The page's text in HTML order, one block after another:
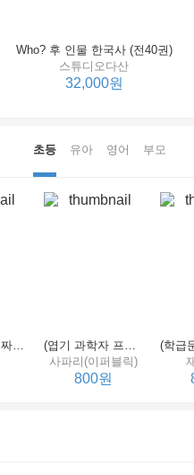
Who? 후 인물 한국사 (전40권)
스튜디오다산
32,000원
초등 유아 영어 부모
(학급문고 03) 짜장 짬뽕 탕수육
(엽기 과학자 프래니 01) 도시락 괴물이 나타났다
사파리(이퍼블릭)
800원